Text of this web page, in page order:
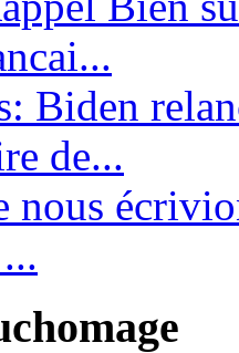
Biden
de...
nous